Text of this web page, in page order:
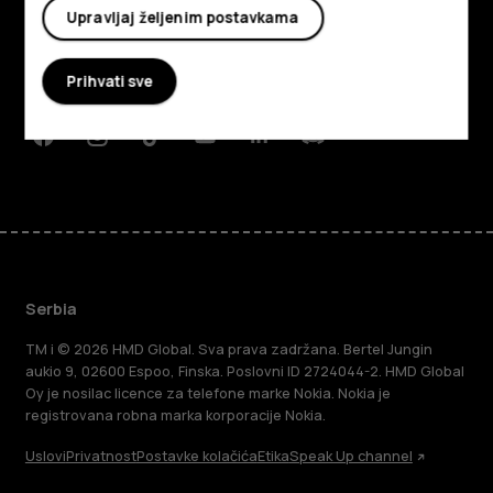
O kompaniji
Planet and people
Podrška
FacebookInstagram
TiktokYoutubeLinkedinDiscord
Serbia
TM i © 2026 HMD Global. Sva prava zadržana. Bertel Jungin
aukio 9, 02600 Espoo, Finska. Poslovni ID 2724044-2. HMD Global
Oy je nosilac licence za telefone marke Nokia. Nokia je
registrovana robna marka korporacije Nokia.
UsloviPrivatnostPostavke kolačićaEtikaSpeak Up channel
Upravljaj željenim postavkama
Prihvati sve